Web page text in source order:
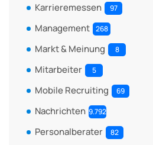
Karrieremessen 97
Management 268
Markt & Meinung 8
Mitarbeiter 5
Mobile Recruiting 69
Nachrichten 9.792
Personalberater 82